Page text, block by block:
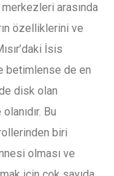
arasında
özelliklerini ve
İsis
betimlense de en
disk olan
Bu
biri
olması ve